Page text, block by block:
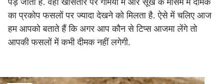
पड़ जाती है. वहीं खासतौर पर गर्मियों में और सूखे के मौसम में दीमक
का प्रकोप फसलों पर ज्यादा देखने को मिलता है. ऐसे में चलिए आज
हम आपको बताते हैं कि अगर आप कौन से टिप्स आजमा लेंगे तो
आपकी फसलों में कभी दीमक नहीं लगेगी.